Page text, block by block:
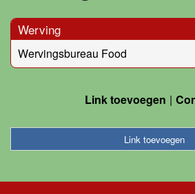
Werving
Wervingsbureau Food
Link toevoegen
Link toevoegen